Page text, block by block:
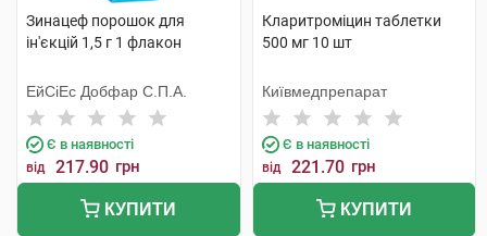
Зинацеф порошок для
ін'єкцій 1,5 г 1 флакон
ЕйСіЕс Добфар С.П.А.
Є в наявності
від 217.90 грн
КУПИТИ
Кларитроміцин таблетки
500 мг 10 шт
Київмедпрепарат
Є в наявності
від 221.70 грн
КУПИТИ